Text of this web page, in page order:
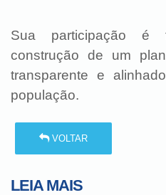
Sua participação é
construção de um
transparente e
população.
VOLTAR
LEIA MAIS